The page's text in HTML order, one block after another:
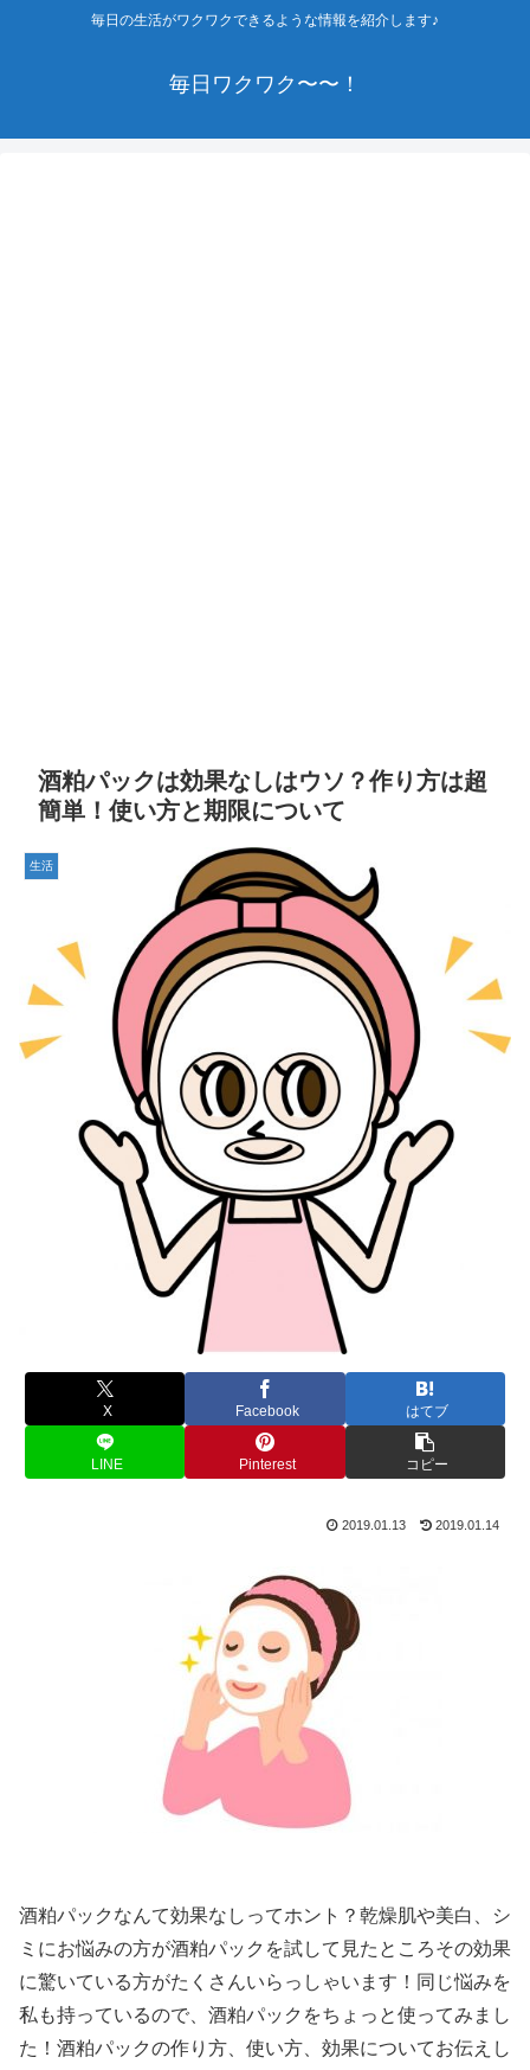
毎日の生活がワクワクできるような情報を紹介します♪
毎日ワクワク〜〜！
酒粕パックは効果なしはウソ？作り方は超
簡単！使い方と期限について
生活
X Facebook はてブ
LINE Pinterest コピー
2019.01.13 2019.01.14
酒粕パックなんて効果なしってホント？乾燥肌や美白、シ
ミにお悩みの方が酒粕パックを試して見たところその効果
に驚いている方がたくさんいらっしゃいます！同じ悩みを
私も持っているので、酒粕パックをちょっと使ってみまし
た！酒粕パックの作り方、使い方、効果についてお伝えし